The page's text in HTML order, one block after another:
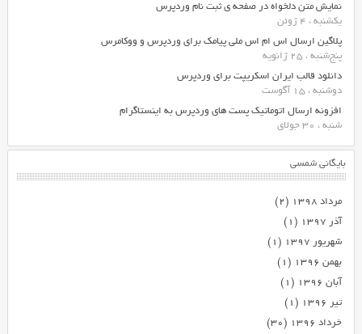
نمایش متن دلخواه در صفحه ی ثبت نام وردپرس
یکشنبه ، 4 ژوئن
پلاگین ارسال اس ام اس ملی پیامک برای وردپرس و ووکامرس
پنج‌شنبه ، 25 ژانویه
دانلود قالب ایران اسکریپت برای وردپرس
دوشنبه ، 15 آگوست
افزونه ارسال اتوماتیک پست های وردپرس به اینستاگرام
شنبه ، 30 جولای
بایگانی شمسی
مرداد ۱۳۹۸
(۲)
آذر ۱۳۹۷
(۱)
شهریور ۱۳۹۷
(۱)
بهمن ۱۳۹۶
(۱)
آبان ۱۳۹۶
(۱)
تیر ۱۳۹۶
(۱)
خرداد ۱۳۹۶
(۳۰)